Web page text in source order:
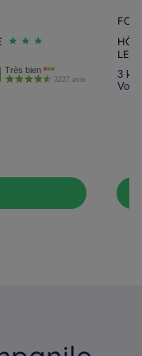
Très bien
3227 avis
LES
3
Voir